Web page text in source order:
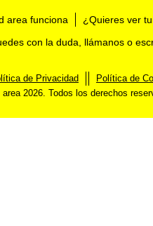
area funciona ¿Quieres ver
con la duda, llámanos o
de Privacidad
Política de
2026. Todos los derechos